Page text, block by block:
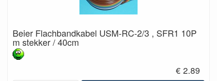
Beier Flachbandkabel USM-RC-2/3 , SFR1 10P
m stekker / 40cm
€ 2.89